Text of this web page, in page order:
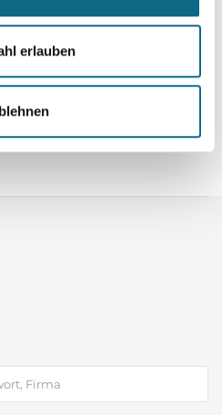
erlauben